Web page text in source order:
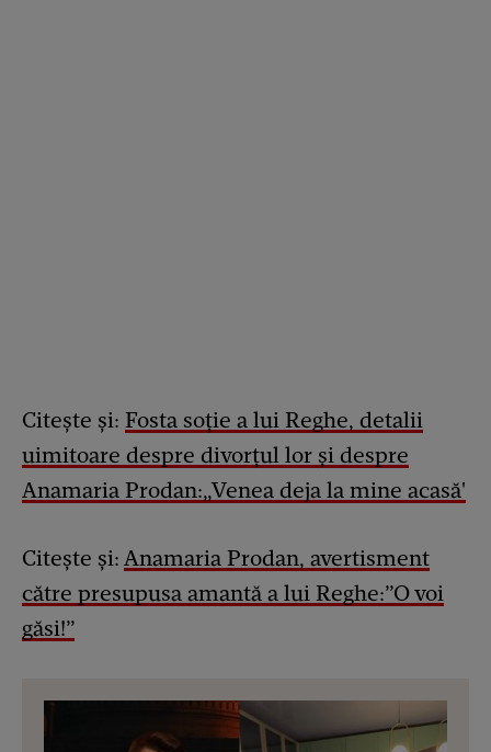
Citește și: Fosta soție a lui Reghe, detalii
uimitoare despre divorțul lor și despre
Anamaria Prodan:„Venea deja la mine acasă'
Citește și: Anamaria Prodan, avertisment
către presupusa amantă a lui Reghe:”O voi
găsi!”